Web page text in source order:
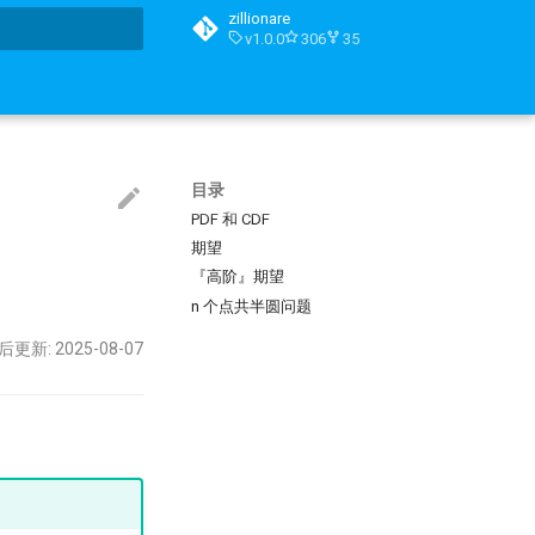
zillionare
v1.0.0
306 35
目录
PDF 和 CDF
期望
『高阶』期望
n 个点共半圆问题
更新: 2025-08-07